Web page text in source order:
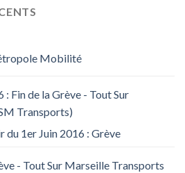
Mobilité
: Fin de la Grève - Tout Sur
Transports)
du 1er Juin 2016 : Grève
- Tout Sur Marseille Transports